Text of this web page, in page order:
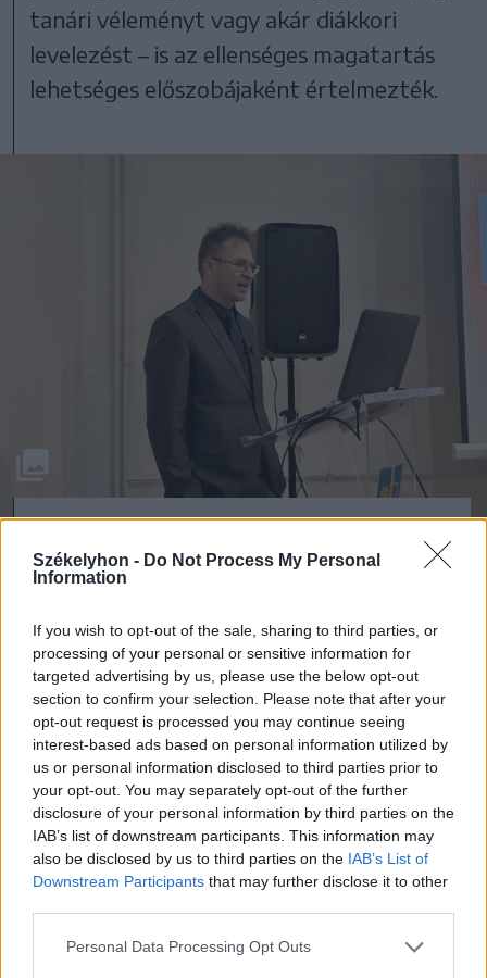
Székelyhon - Do Not Process My Personal
Information
If you wish to opt-out of the sale, sharing to third parties, or
processing of your personal or sensitive information for
targeted advertising by us, please use the below opt-out
section to confirm your selection. Please note that after your
opt-out request is processed you may continue seeing
interest-based ads based on personal information utilized by
us or personal information disclosed to third parties prior to
your opt-out. You may separately opt-out of the further
disclosure of your personal information by third parties on the
IAB’s list of downstream participants. This information may
also be disclosed by us to third parties on the IAB’s List of
Downstream Participants that may further disclose it to other
Personal Data Processing Opt Outs
tanári véleményt vagy akár diákkori
levelezést – is az ellenséges magatartás
lehetséges előszobájaként értelmezték.
Jánosi Csongor történész a Securitate Hargita
megyei tevékenységének kulcsdokumentumait
ismertette a Csíki Székely Múzeumban
A megye 1977-es statisztikái a
megfigyelési hálózat méretét is
érzékeltetik – emelte ki Jánosi Csongor. A
nyilvántartott 3899 személy döntő
többsége alacsonyabb képzettségű
munkavállaló volt, de jelentős arányban
szerepeltek köztük tanárok, papok,
jogászok, egészségügyi dolgozók és
kulturális szereplők is. A Securitate a